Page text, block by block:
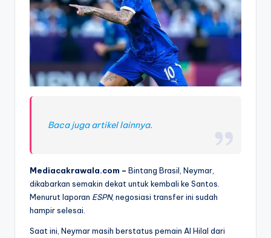
Baca juga artikel lainnya.
Mediacakrawala.com – Bintang Brasil, Neymar,
dikabarkan semakin dekat untuk kembali ke Santos.
Menurut laporan ESPN, negosiasi transfer ini sudah
hampir selesai.
Saat ini, Neymar masih berstatus pemain Al Hilal dari